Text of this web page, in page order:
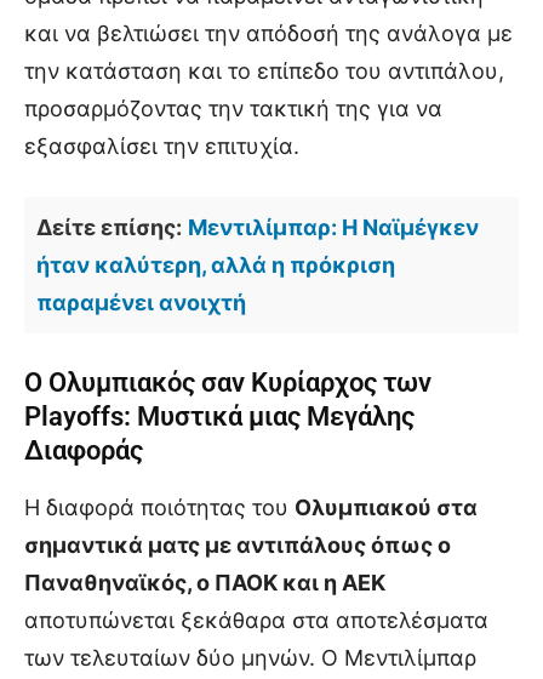
και να βελτιώσει την απόδοσή της ανάλογα με
την κατάσταση και το επίπεδο του αντιπάλου,
προσαρμόζοντας την τακτική της για να
εξασφαλίσει την επιτυχία.
Δείτε επίσης: Μεντιλίμπαρ: Η Ναϊμέγκεν
ήταν καλύτερη, αλλά η πρόκριση
παραμένει ανοιχτή
Ο Ολυμπιακός σαν Κυρίαρχος των
Playoffs: Μυστικά μιας Μεγάλης
Διαφοράς
Η διαφορά ποιότητας του Ολυμπιακού στα
σημαντικά ματς με αντιπάλους όπως ο
Παναθηναϊκός, ο ΠΑΟΚ και η ΑΕΚ
αποτυπώνεται ξεκάθαρα στα αποτελέσματα
των τελευταίων δύο μηνών. Ο Μεντιλίμπαρ